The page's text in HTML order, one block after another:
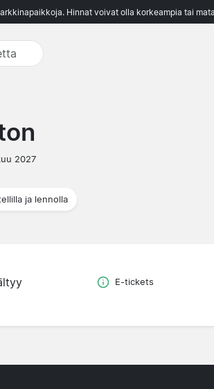
Hinnat voivat olla korkeampia tai
2027
ja lennolla
E-tickets